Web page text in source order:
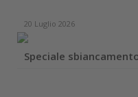
20 Luglio 2026
Speciale